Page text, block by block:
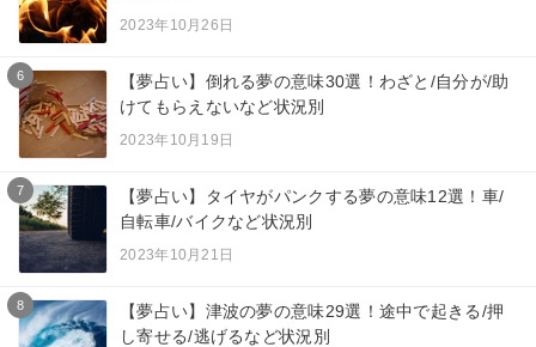
2023年10月26日
6
【夢占い】倒れる夢の意味30選！わざと/自分が/助
けてもらえないなど状況別
2023年10月19日
7
【夢占い】タイヤがパンクする夢の意味12選！車/
自転車/バイクなど状況別
2023年10月21日
8
【夢占い】津波の夢の意味29選！途中で起きる/押
し寄せる/逃げるなど状況別